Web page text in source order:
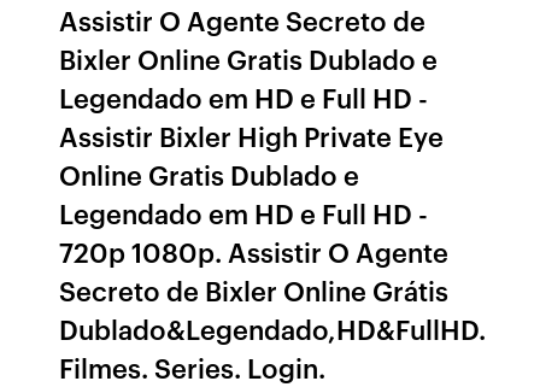
Assistir O Agente Secreto de
Bixler Online Gratis Dublado e
Legendado em HD e Full HD -
Assistir Bixler High Private Eye
Online Gratis Dublado e
Legendado em HD e Full HD -
720p 1080p. Assistir O Agente
Secreto de Bixler Online Grátis
Dublado&Legendado,HD&FullHD.
Filmes. Series. Login.